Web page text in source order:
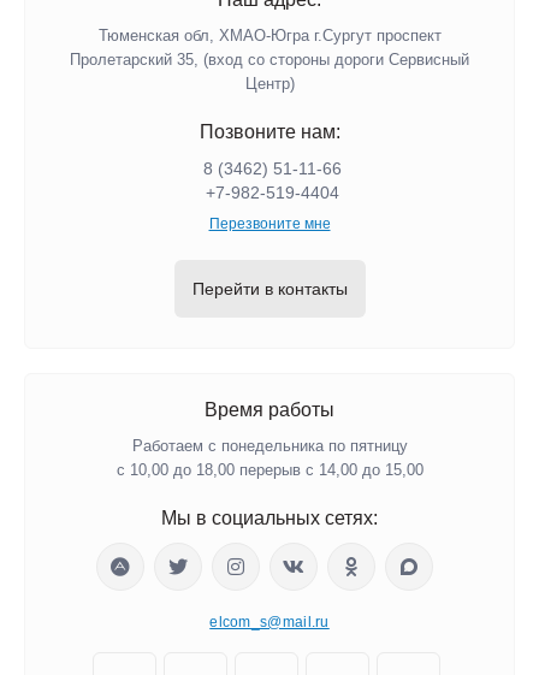
Тюменская обл, ХМАО-Югра г.Сургут проспект
Пролетарский 35, (вход со стороны дороги Сервисный
Центр)
Позвоните нам:
8 (3462) 51-11-66
+7-982-519-4404
Перезвоните мне
Перейти в контакты
Время работы
Работаем с понедельника по пятницу
с 10,00 до 18,00 перерыв с 14,00 до 15,00
Мы в социальных сетях:
elcom_s@mail.ru